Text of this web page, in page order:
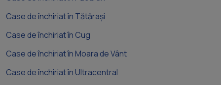
Case de închiriat în Tătărași
Case de închiriat în Cug
Case de închiriat în Moara de Vânt
Case de închiriat în Ultracentral